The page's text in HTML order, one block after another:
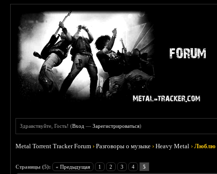
Здравствуйте, Гость! (Вход —Зарегистрироваться)
Metal Torrent Tracker Forum ›Разговоры о музыке ›Heavy Metal ›Люблю
Страницы (5): « Предыдущая 1 2 3 4 5